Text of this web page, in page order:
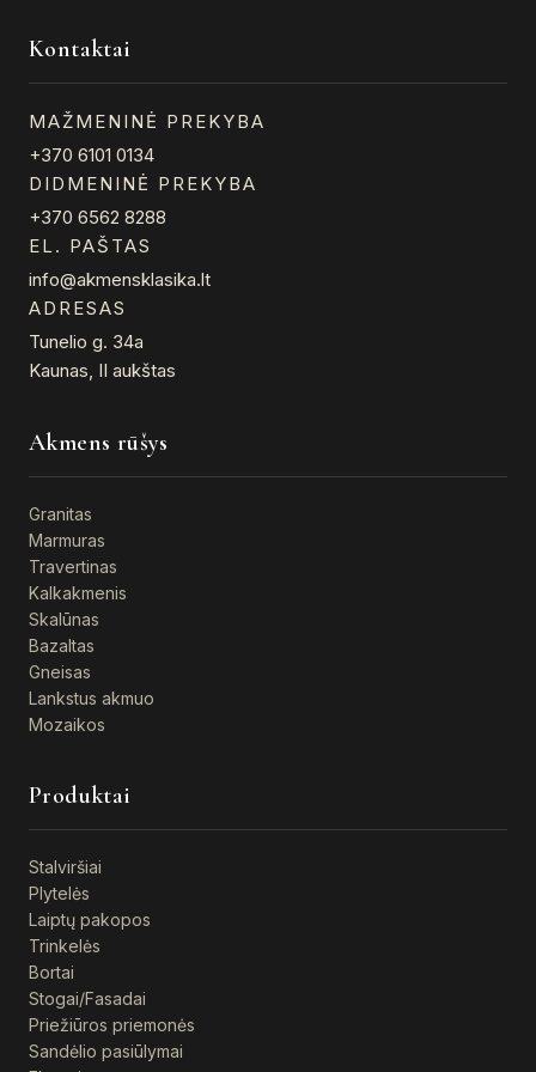
Kontaktai
MAŽMENINĖ PREKYBA
+370 6101 0134
DIDMENINĖ PREKYBA
+370 6562 8288
EL. PAŠTAS
info@akmensklasika.lt
ADRESAS
Tunelio g. 34a
Kaunas, II aukštas
Akmens rūšys
Granitas
Marmuras
Travertinas
Kalkakmenis
Skalūnas
Bazaltas
Gneisas
Lankstus akmuo
Mozaikos
Produktai
Stalviršiai
Plytelės
Laiptų pakopos
Trinkelės
Bortai
Stogai/Fasadai
Priežiūros priemonės
Sandėlio pasiūlymai